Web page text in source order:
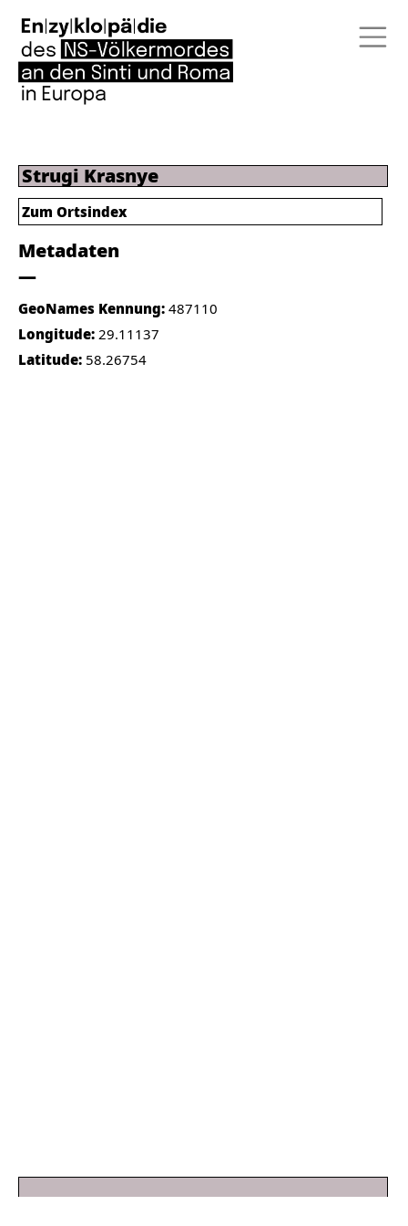
Strugi Krasnye
Metadaten
GeoNames Kennung: 487110
Longitude: 29.11137
Latitude: 58.26754
Zum Ortsindex